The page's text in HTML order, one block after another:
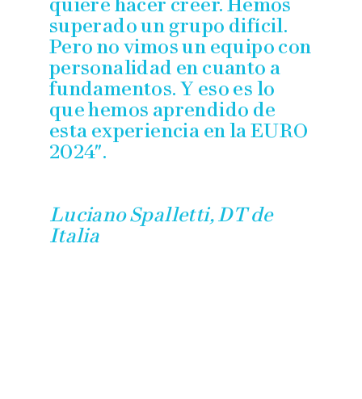
superado un grupo difícil.
Pero no vimos un equipo con
personalidad en cuanto a
fundamentos. Y eso es lo
que hemos aprendido de
esta experiencia en la EURO
2024″.
Luciano Spalletti, DT de
Italia